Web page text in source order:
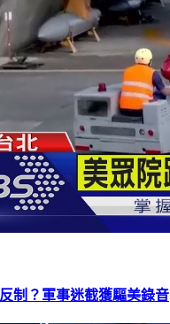
制？軍事迷截獲驅美錄音